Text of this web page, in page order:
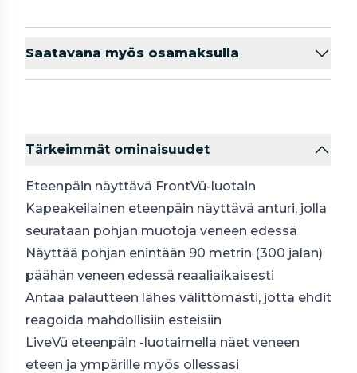
Saatavana myös osamaksulla
Tärkeimmät ominaisuudet
Eteenpäin näyttävä FrontVü-luotain
Kapeakeilainen eteenpäin näyttävä anturi, jolla
seurataan pohjan muotoja veneen edessä
Näyttää pohjan enintään 90 metrin (300 jalan)
päähän veneen edessä reaaliaikaisesti
Antaa palautteen lähes välittömästi, jotta ehdit
reagoida mahdollisiin esteisiin
LiveVü eteenpäin -luotaimella näet veneen
eteen ja ympärille myös ollessasi